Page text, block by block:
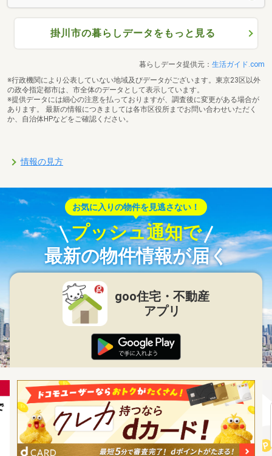
掛川市の暮らしデータをもっと見る
暮らしデータ提供元： 生活ガイド.com
※行政機関により公表していない地域及びデータがございます。東京23区以外
の政令指定都市は、市全体のデータとして表示しています。
※提供データには細心の注意を払っておりますが、調査後に変更がある場合が
あります。 最新の情報につきましては各市区役所までお問い合わせいただく
か、自治体HPなどをご確認ください。
情報の見方
お気に入りの物件を見逃さない！
プッシュ通知で
最新の物件情報が届く
goo住宅・不動産
アプリ